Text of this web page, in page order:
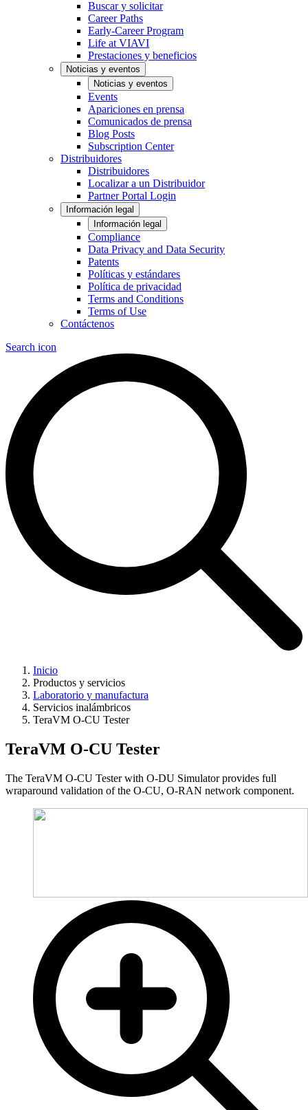
Buscar y solicitar
Career Paths
Early-Career Program
Life at VIAVI
Prestaciones y beneficios
Noticias y eventos
Noticias y eventos
Events
Apariciones en prensa
Comunicados de prensa
Blog Posts
Subscription Center
Distribuidores
Distribuidores
Localizar a un Distribuidor
Partner Portal Login
Información legal
Información legal
Compliance
Data Privacy and Data Security
Patents
Políticas y estándares
Política de privacidad
Terms and Conditions
Terms of Use
Contáctenos
Search icon
Inicio
Productos y servicios
Laboratorio y manufactura
Servicios inalámbricos
TeraVM O-CU Tester
TeraVM O-CU Tester
The TeraVM O-CU Tester with O-DU Simulator provides full
wraparound validation of the O-CU, O-RAN network component.